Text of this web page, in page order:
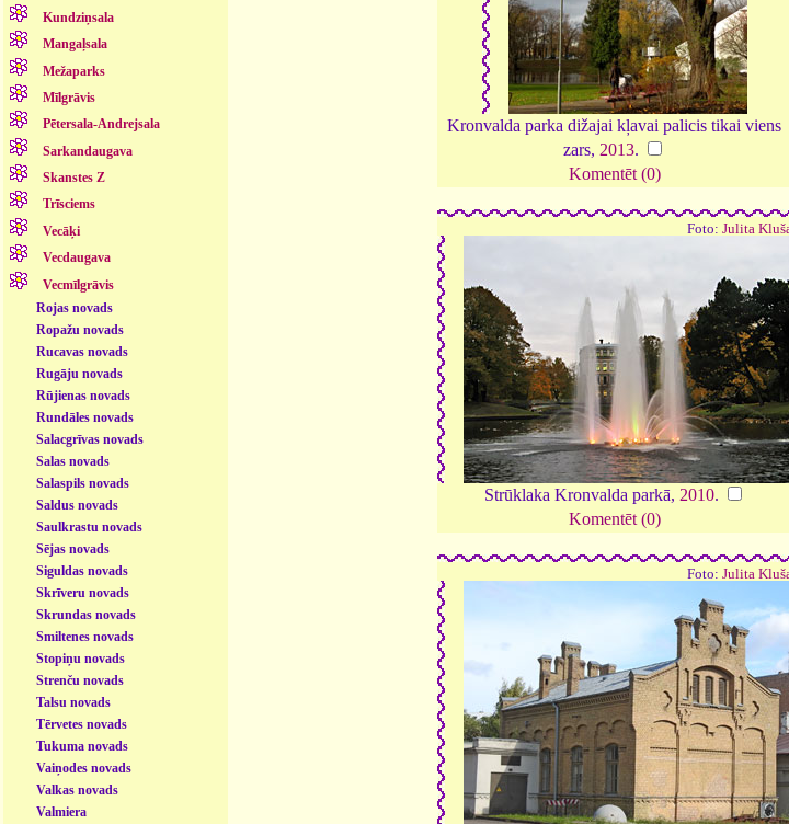
Kundziņsala
Mangaļsala
Mežaparks
Mīlgrāvis
Pētersala-Andrejsala
Sarkandaugava
Skanstes Z
Trīsciems
Vecāķi
Vecdaugava
Vecmīlgrāvis
Rojas novads
Ropažu novads
Rucavas novads
Rugāju novads
Rūjienas novads
Rundāles novads
Salacgrīvas novads
Salas novads
Salaspils novads
Saldus novads
Saulkrastu novads
Sējas novads
Siguldas novads
Skrīveru novads
Skrundas novads
Smiltenes novads
Stopiņu novads
Strenču novads
Talsu novads
Tērvetes novads
Tukuma novads
Vaiņodes novads
Valkas novads
Valmiera
Kronvalda parka dižajai kļavai palicis tikai viens
zars, 2013.
Komentēt (0)
Foto: Julita
Strūklaka Kronvalda parkā, 2010.
Komentēt (0)
Foto: Julita